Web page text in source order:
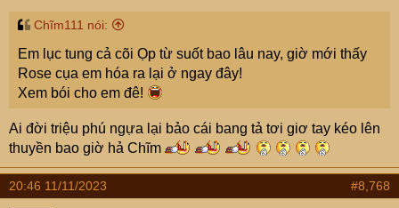
Chĩm111 nói:
Em lục tung cả cõi Ọp từ suốt bao lâu nay, giờ mới thấy
Rose cụa em hóa ra lại ở ngay đây!
Xem bói cho em đê!
Ai đời triệu phú ngựa lại bảo cái bang tả tơi giơ tay kéo lên
thuyền bao giờ hả Chĩm
20:46 11/11/2023 #8,768